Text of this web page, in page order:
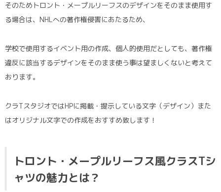
そのためトロント・メープルリーフスのデザインをそのまま使用す
る場合は、NHLへの著作権侵害にあたるため、
学校で使用するイベント用の作成、個人的使用だとしても、著作権
違反に該当するデザインをそのまま使う事は望ましくないと考えて
おります。
クラTスタジオではHPに掲載・提示している文字（デザイン）また
はオリジナル文字での作成をおすすめ致します！
トロント・メープルリーフス風クラスTシ
ャツの魅力とは？